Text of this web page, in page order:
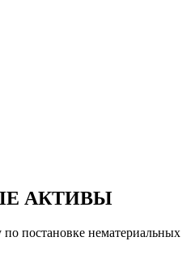
АКТИВЫ
по постановке нематериальных